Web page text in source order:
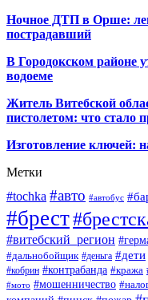
Ночное ДТП в Орше:
пострадавший
В Городокском районе
водоеме
Житель Витебской
пистолетом: что стало
Изготовление ключей:
Метки
#tochka #авто #автобус
#брест
#витебский_регион
#дальнобойщик #деньга #дети
#кобрин #контрабанда #кража
#мото #мошенничество